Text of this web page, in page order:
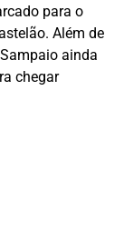
para o
Além de
ainda
chegar